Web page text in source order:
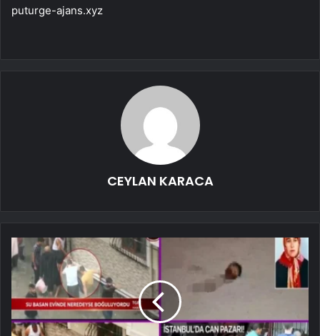
puturge-ajans.xyz
CEYLAN KARACA